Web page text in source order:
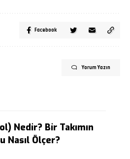
Facebook
Yorum Yazın
Nedir? Bir Takımın
Nasıl Ölçer?